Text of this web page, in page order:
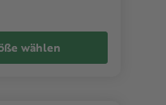
wählen